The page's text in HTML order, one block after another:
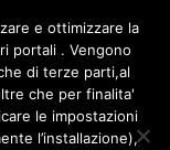
e ottimizzare la
portali . Vengono
di terze parti,al
che per finalita'
le impostazioni
l’installazione),